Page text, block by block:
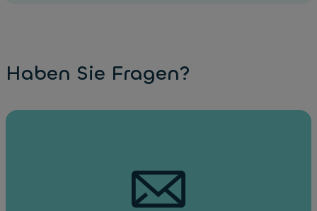
Haben Sie Fragen?